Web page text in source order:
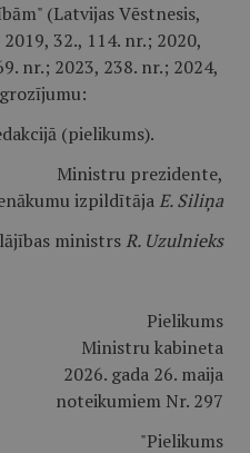
(Latvijas Vēstnesis,
32., 114. nr.; 2020,
nr.; 2023, 238. nr.; 2024,
(pielikums).
Ministru prezidente,
izpildītājaE. Siliņa
ministrsR. Uzulnieks
Pielikums
Ministru kabineta
2026. gada 26. maija
noteikumiem Nr. 297
"Pielikums